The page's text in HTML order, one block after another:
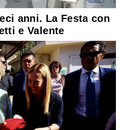
anni. La Festa con
e Valente